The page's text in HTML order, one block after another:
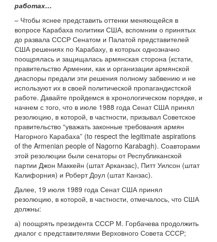
работах…
– Чтобы яснее представить оттенки меняющейся в
вопросе Карабаха политики США, вспомним о принятых
до развала СССР Сенатом и Палатой представителей
США решениях по Карабаху, в которых однозначно
поощрялась и защищалась армянская сторона (кстати,
правительство Армении, как и организации армянской
диаспоры предали эти решения полному забвению и не
используют их в своей политической пропагандистской
работе. Давайте пройдемся в хронологическом порядке, и
начнем с того, что в июле 1988 года Сенат США принял
резолюцию, в которой, в частности, призывал Советское
правительство “уважать законные требования армян
Нагорного Карабаха” (to respect the legitimate aspirations
of the Armenian people of Nagorno Karabagh). Соавторами
этой резолюции были сенаторы от Республиканской
партии Джон Маккейн (штат Арканзас), Питт Уилсон (штат
Калифорния) и Роберт Доул (штат Канзас).
Далее, 19 июля 1989 года Сенат США принял
резолюцию, в которой, в частности, отмечалось, что США
должны:
а) поощрять президента СССР М. Горбачева продолжить
диалог с представителями Верховного Совета СССР;